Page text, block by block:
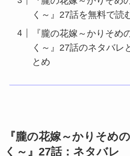
く～』27話を無料で読
『朧の花嫁～かりそめ
く～』27話のネタバレ
とめ
『朧の花嫁～かりそめ
く～』27話：ネタバレ